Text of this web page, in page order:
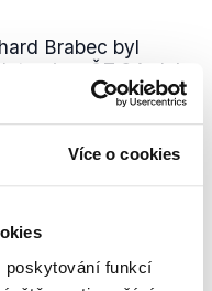
Více o cookies
poskytování funkcí
Brabec byl
ČT 24. Jak
orgánů na